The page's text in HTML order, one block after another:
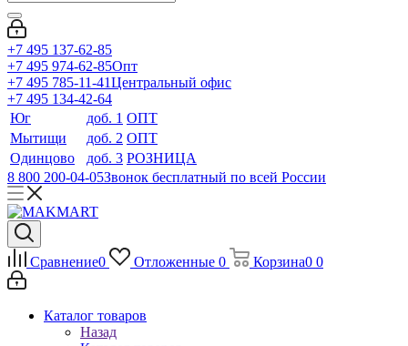
+7 495 137-62-85
+7 495 974-62-85Опт
+7 495 785-11-41Центральный офис
+7 495 134-42-64
Юг
доб. 1 ОПТ
Мытищи
доб. 2 ОПТ
Одинцово
доб. 3 РОЗНИЦА
8 800 200-04-05Звонок бесплатный по всей России
Сравнение0 Отложенные 0 Корзина0 0
Каталог товаров
Назад